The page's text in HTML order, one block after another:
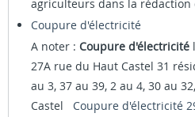
agriculteurs dans la rédaction
Coupure d'électricité
A noter : Coupure d'électricité
27A rue du Haut Castel 31
au 3, 37 au 39, 2 au 4, 30 au
Castel Coupure d'électricité